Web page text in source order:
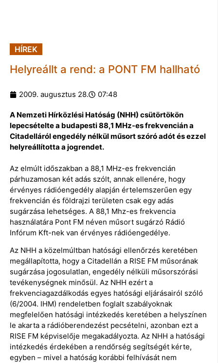
HÍREK
Helyreállt a rend: a PONT FM hallható
2009. augusztus 28. 07:48
A Nemzeti Hírközlési Hatóság (NHH) csütörtökön
lepecsételte a budapesti 88,1 MHz-es frekvencián a
Citadelláról engedély nélkül műsort szóró adót és ezzel
helyreállította a jogrendet.
Az elmúlt időszakban a 88,1 MHz-es frekvencián
párhuzamosan két adás szólt, annak ellenére, hogy
érvényes rádióengedély alapján értelemszerűen egy
frekvencián és földrajzi területen csak egy adás
sugárzása lehetséges. A 88,1 Mhz-es frekvencia
használatára Pont FM néven műsort sugárzó Rádió
Infórum Kft-nek van érvényes rádióengedélye.
Az NHH a közelmúltban hatósági ellenőrzés keretében
megállapította, hogy a Citadellán a RISE FM műsorának
sugárzása jogosulatlan, engedély nélküli műsorszórási
tevékenységnek minősül. Az NHH ezért a
frekvenciagazdálkodás egyes hatósági eljárásairól szóló
(6/2004. IHM) rendeletben foglalt szabályoknak
megfelelően hatósági intézkedés keretében a helyszínen
le akarta a rádióberendezést pecsételni, azonban ezt a
RISE FM képviselője megakadályozta. Az NHH a hatósági
intézkedés érdekében a rendőrség segítségét kérte,
egyben – mivel a hatóság korábbi felhívását nem